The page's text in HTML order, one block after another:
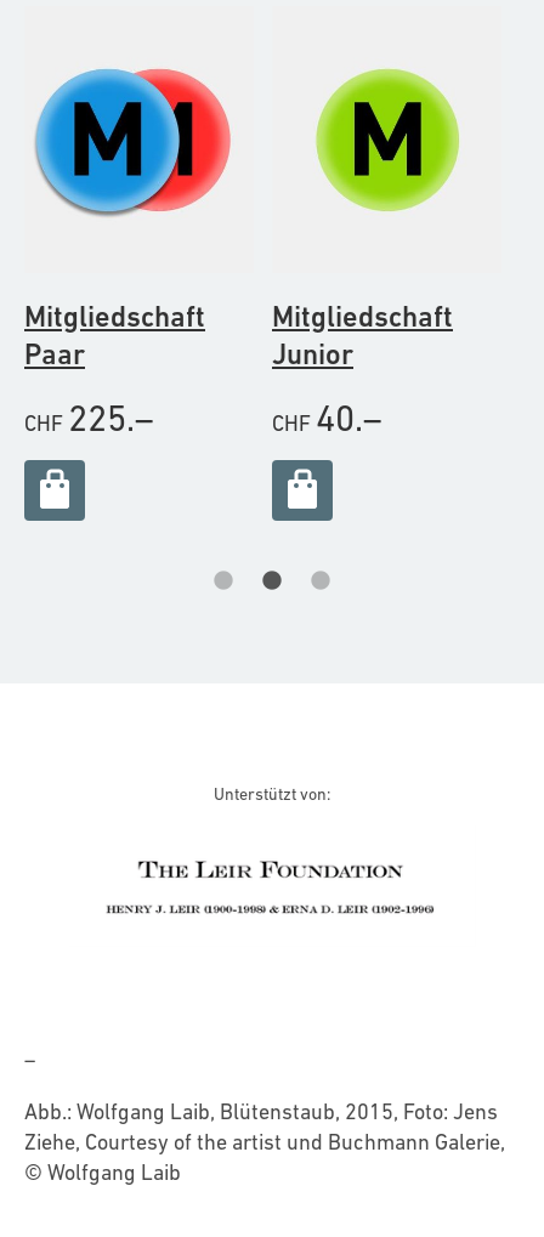
225.–
Mitgliedschaft
Junior
CHF40.–
Unterstützt von:
–
Abb.: Wolfgang Laib, Blütenstaub, 2015, Foto: Jens
Ziehe, Courtesy of the artist und Buchmann Galerie,
© Wolfgang Laib